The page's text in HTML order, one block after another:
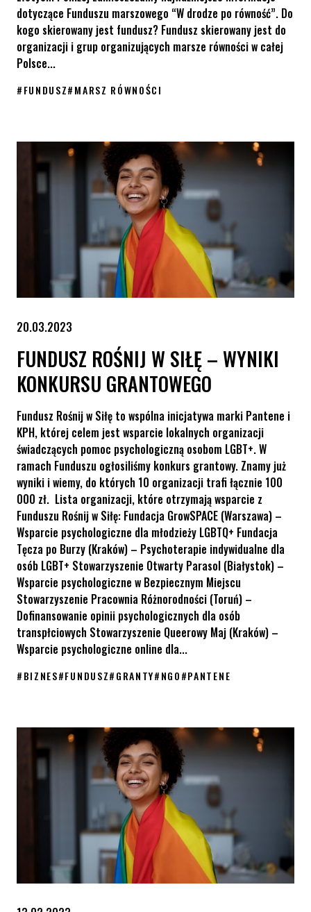
dotyczące Funduszu marszowego “W drodze po równość”. Do
kogo skierowany jest fundusz? Fundusz skierowany jest do
organizacji i grup organizujących marsze równości w całej
Polsce...
#FUNDUSZ#MARSZ RÓWNOŚCI
20.03.2023
FUNDUSZ ROŚNIJ W SIŁĘ – WYNIKI
KONKURSU GRANTOWEGO
Fundusz Rośnij w Siłę to wspólna inicjatywa marki Pantene i
KPH, której celem jest wsparcie lokalnych organizacji
świadczących pomoc psychologiczną osobom LGBT+. W
ramach Funduszu ogłosiliśmy konkurs grantowy. Znamy już
wyniki i wiemy, do których 10 organizacji trafi łącznie 100
000 zł. Lista organizacji, które otrzymają wsparcie z
Funduszu Rośnij w Siłę: Fundacja GrowSPACE (Warszawa) –
Wsparcie psychologiczne dla młodzieży LGBTQ+ Fundacja
Tęcza po Burzy (Kraków) – Psychoterapie indywidualne dla
osób LGBT+ Stowarzyszenie Otwarty Parasol (Białystok) –
Wsparcie psychologiczne w Bezpiecznym Miejscu
Stowarzyszenie Pracownia Różnorodności (Toruń) –
Dofinansowanie opinii psychologicznych dla osób
transpłciowych Stowarzyszenie Queerowy Maj (Kraków) –
Wsparcie psychologiczne online dla...
#BIZNES#FUNDUSZ#GRANTY#NGO#PANTENE